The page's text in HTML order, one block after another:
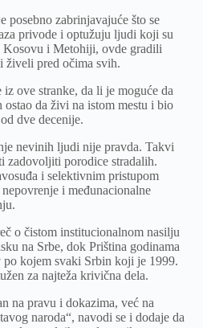
posebno zabrinjavajuće što se
privode i optužuju ljudi koji su
Kosovu i Metohiji, ovde gradili
živeli pred očima svih.
ove stranke, da li je moguće da
da živi na istom mestu i bio
dve decenije.
nevinih ljudi nije pravda. Takvi
zadovoljiti porodice stradalih.
i selektivnim pristupom
i međunacionalne
o čistom institucionalnom nasilju
na Srbe, dok Priština godinama
po kojem svaki Srbin koji je 1999.
za najteža krivična dela.
na pravu i dokazima, već na
naroda“, navodi se i dodaje da